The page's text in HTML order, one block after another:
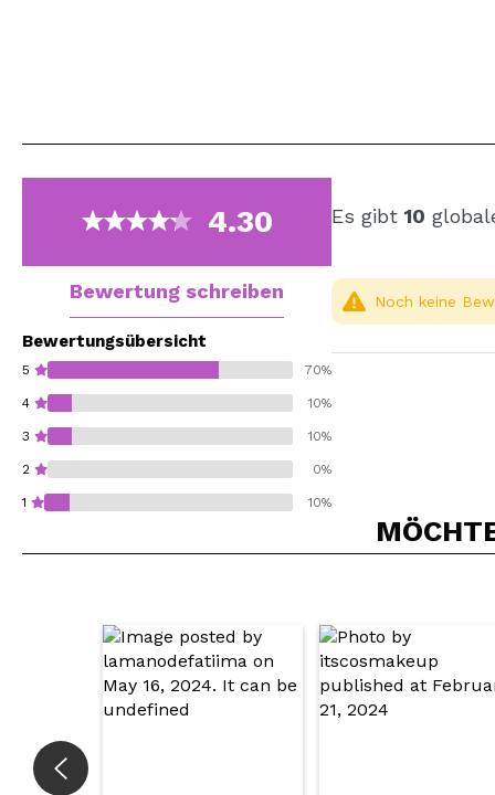
4.30
Bewertung schreiben
Bewertungsübersicht
5 70%
4 10%
3 10%
2 0%
1 10%
Es gibt 10
Würden Sie diesen
Noch keine